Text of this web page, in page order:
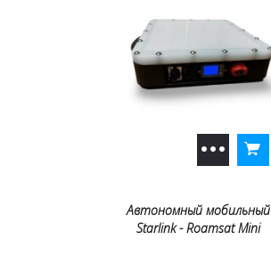
Автономный мобильный
Starlink - Roamsat Mini